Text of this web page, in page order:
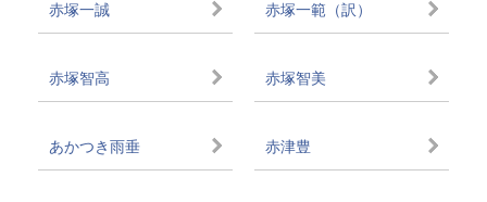
赤塚一誠 赤塚一範（訳）
赤塚智高 赤塚智美
あかつき雨垂 赤津豊